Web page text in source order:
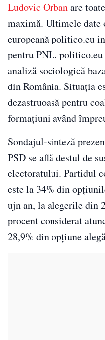
Ludovic Orbanare
maximă. Ultimele date
europeană politico.eu
pentru PNL.
analiză sociologică
din România. Situația
dezastruoasă pentru
formațiuni având
Sondajul-sinteză
PSD se află destul de
electoratului. Partidul
este la 34% din
ujn an, la alegerile din
procent considerat
28,9% din opțiune